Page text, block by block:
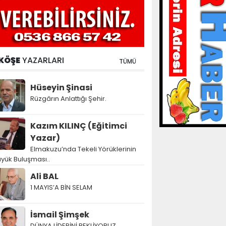
YAZARLARI TÜMÜ
Hüseyin Şinasi
Rüzgârın Anlattığı Şehir.
Kazım KILINÇ (Eğitimci
Yazar)
Elmakuzu’nda Tekeli Yörüklerinin
Buluşması..
Ali BAL
1 MAYIS’A BİN SELAM
İsmail Şimşek